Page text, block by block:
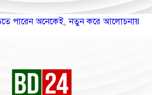
পারেন অনেকেই, নতুন করে আলোচনায়